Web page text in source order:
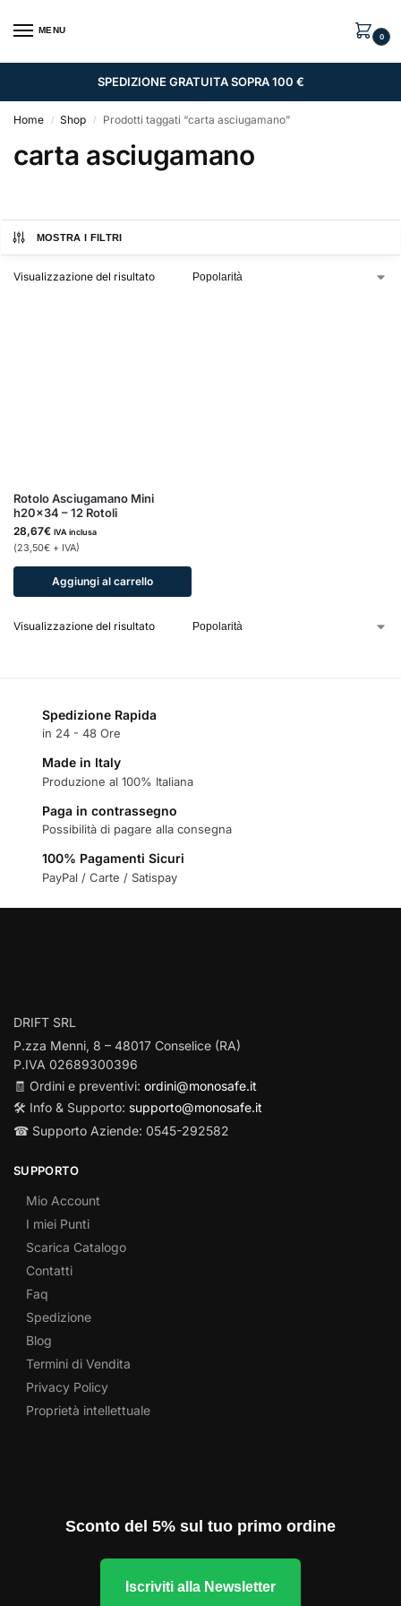
MENU
0
SPEDIZIONE GRATUITA SOPRA 100 €
Home / Shop / Prodotti taggati “carta asciugamano”
carta asciugamano
MOSTRA I FILTRI
Visualizzazione del risultato
Rotolo Asciugamano Mini
h20x34 – 12 Rotoli
28,67€ IVA inclusa
(23,50€ + IVA)
Aggiungi al carrello
Visualizzazione del risultato
Spedizione Rapida
in 24 - 48 Ore
Made in Italy
Produzione al 100% Italiana
Paga in contrassegno
Possibilità di pagare alla consegna
100% Pagamenti Sicuri
PayPal / Carte / Satispay
DRIFT SRL
P.zza Menni, 8 – 48017 Conselice (RA)
P.IVA 02689300396
🧾 Ordini e preventivi: ordini@monosafe.it
🛠️ Info & Supporto: supporto@monosafe.it
☎ Supporto Aziende: 0545-292582
SUPPORTO
Mio Account
I miei Punti
Scarica Catalogo
Contatti
Faq
Spedizione
Blog
Termini di Vendita
Privacy Policy
Proprietà intellettuale
Sconto del 5% sul tuo primo ordine
Iscriviti alla Newsletter